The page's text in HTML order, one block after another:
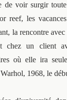
de voir surgir
reef, les
la rencontre
chez un client
où elle ira
1968, le